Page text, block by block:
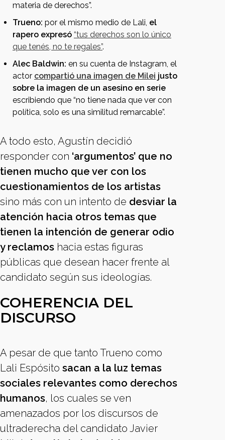
materia de derechos”.
Trueno: por el mismo medio de Lali, el
rapero expresó “tus derechos son lo único
que tenés, no te regales”.
Alec Baldwin: en su cuenta de Instagram, el
actor compartió una imagen de Milei justo
sobre la imagen de un asesino en serie
escribiendo que “no tiene nada que ver con
política, solo es una similitud remarcable”.
A todo esto, Agustín decidió
responder con ‘argumentos’ que no
tienen mucho que ver con los
cuestionamientos de los artistas
sino más con un intento de desviar la
atención hacia otros temas que
tienen la intención de generar odio
y reclamos hacia estas figuras
públicas que desean hacer frente al
candidato según sus ideologías.
COHERENCIA DEL
DISCURSO
A pesar de que tanto Trueno como
Lali Espósito sacan a la luz temas
sociales relevantes como derechos
humanos, los cuales se ven
amenazados por los discursos de
ultraderecha del candidato Javier